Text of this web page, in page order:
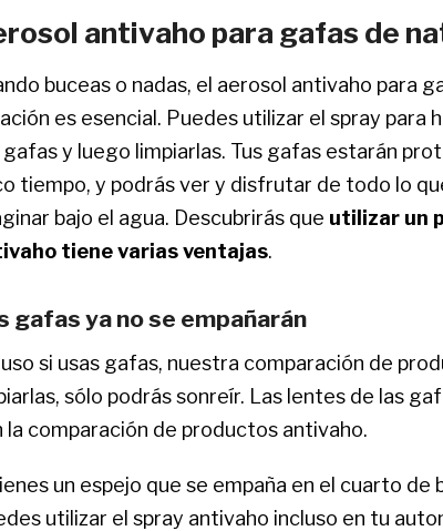
antivaho para gafas de
buceas o nadas, el aerosol antivaho para
es esencial. Puedes utilizar el spray para
y luego limpiarlas. Tus gafas estarán
tiempo, y podrás ver y disfrutar de todo lo
bajo el agua. Descubrirás que utilizar un
tiene varias ventajas.
gafas ya no se empañarán
si usas gafas, nuestra comparación de
sólo podrás sonreír. Las lentes de las
la comparación de productos antivaho.
un espejo que se empaña en el cuarto
utilizar el spray antivaho incluso en tu